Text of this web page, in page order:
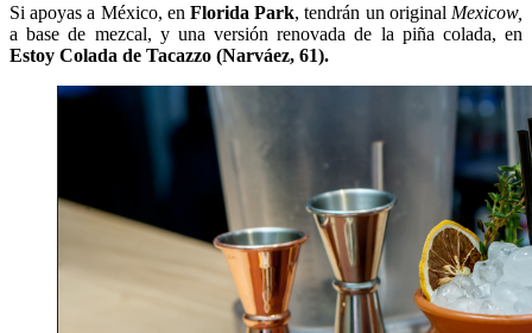
Si apoyas a México, en Florida Park, tendrán un original Mexicow,
a base de mezcal, y una versión renovada de la piña colada, en
Estoy Colada de Tacazzo (Narváez, 61).